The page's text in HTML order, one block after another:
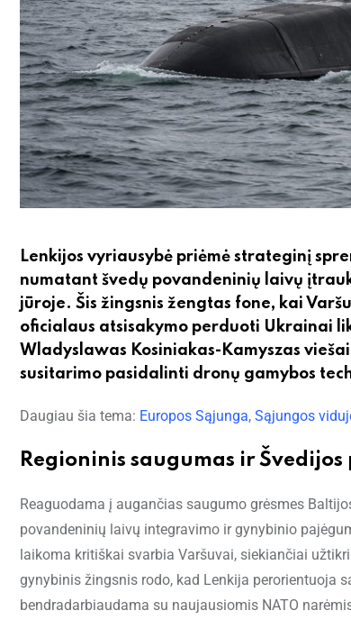
Lenkijos vyriausybė priėmė strateginį
numatant švedų povandeninių laivų
jūroje. Šis žingsnis žengtas fone, kai
oficialaus atsisakymo perduoti Ukrainai
Wladyslawas Kosiniakas-Kamyszas
susitarimo pasidalinti dronų gamybos
Daugiau šia tema: Europos Sąjunga, Sąjungos
Regioninis saugumas ir
Reaguodama į augančias saugumo grėsmes
povandeninių laivų integravimo ir gynybinio
laikoma kritiškai svarbia Varšuvai, siekiančiai
gynybinis žingsnis rodo, kad Lenkija perorientuoja
bendradarbiaudama su naujausiomis NATO